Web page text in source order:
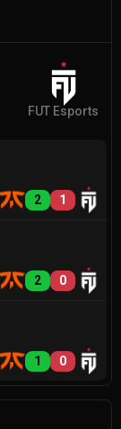
FUT Esports
2 1
2 0
1 0